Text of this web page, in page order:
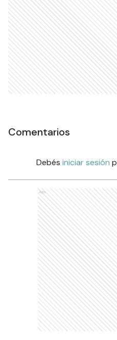
Comentarios
Debés iniciar sesión
Ads